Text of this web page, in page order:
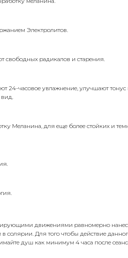
Электролитов.
свободных радикалов и старения.
24-часовое увлажнение, улучшают тонус
Меланина, для еще более стойких и
движениями равномерно
солярии. Для того чтобы действие
душ как минимум 4 часа после